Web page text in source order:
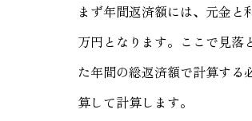
まず年間返済額には、元金
万円となります。ここで見落
た年間の総返済額で計算す
算して計算します。